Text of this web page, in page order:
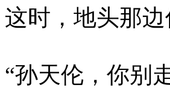
这时，地头那
“孙天伦，你别